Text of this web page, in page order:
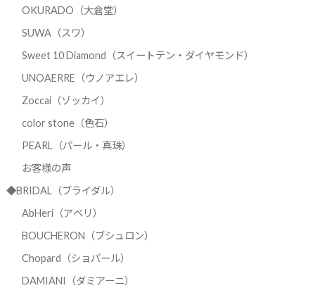
OKURADO（大倉堂）
SUWA（スワ）
Sweet 10 Diamond（スイートテン・ダイヤモンド）
UNOAERRE（ウノアエレ）
Zoccai（ゾッカイ）
color stone（色石）
PEARL（パール・真珠）
お客様の声
◆BRIDAL（ブライダル）
AbHeri（アベリ）
BOUCHERON（ブシュロン）
Chopard（ショパール）
DAMIANI（ダミアーニ）